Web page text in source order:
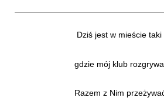
Dziś jest w mieście taki
gdzie mój klub
Razem z Nim